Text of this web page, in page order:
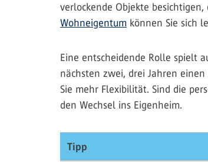
verlockende Objekte
Wohneigentum können Sie sich
Eine entscheidende Rolle spielt
nächsten zwei, drei Jahren
Sie mehr Flexibilität. Sind die
den Wechsel ins Eigenheim.
Tipp